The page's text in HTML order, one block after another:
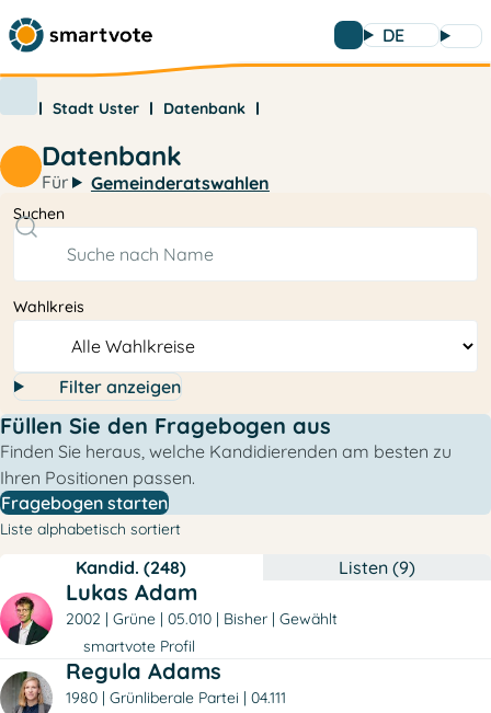
DE
Stadt Uster Datenbank
Datenbank
Für Gemeinderatswahlen
Suchen
Wahlkreis
Filter anzeigen
Füllen Sie den Fragebogen aus
Finden Sie heraus, welche Kandidierenden am besten zu
Ihren Positionen passen.
Fragebogen starten
Liste alphabetisch sortiert
Kandid. (248) Listen (9)
Lukas Adam
2002 Grüne 05.010 Bisher
Gewählt
smartvote Profil
Regula Adams
1980 Grünliberale Partei
04.111